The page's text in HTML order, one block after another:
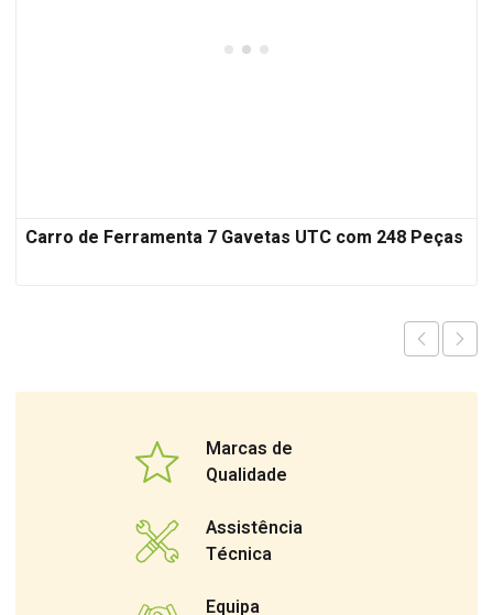
Carro de Ferramenta 7 Gavetas UTC com 248 Peças
Marcas de
Qualidade
Assistência
Técnica
Equipa